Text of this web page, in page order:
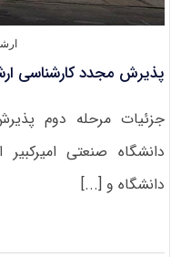
پذیرش مجدد کارشناسی ارشد
دانشگاه صنعتی
دانشگاه و [...]